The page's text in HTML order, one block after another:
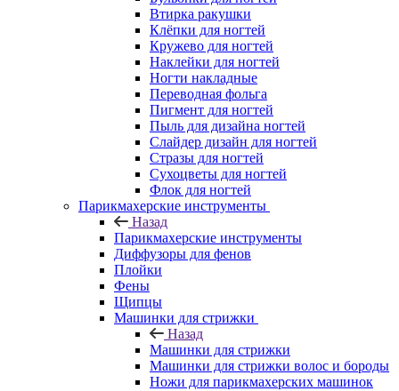
Втирка ракушки
Клёпки для ногтей
Кружево для ногтей
Наклейки для ногтей
Ногти накладные
Переводная фольга
Пигмент для ногтей
Пыль для дизайна ногтей
Слайдер дизайн для ногтей
Стразы для ногтей
Сухоцветы для ногтей
Флок для ногтей
Парикмахерские инструменты
Назад
Парикмахерские инструменты
Диффузоры для фенов
Плойки
Фены
Щипцы
Машинки для стрижки
Назад
Машинки для стрижки
Машинки для стрижки волос и бороды
Ножи для парикмахерских машинок